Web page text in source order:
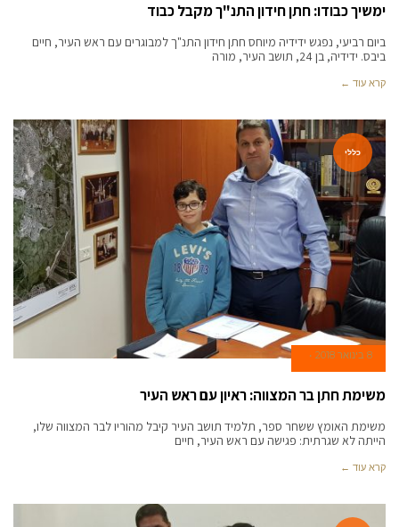
ימשיך כבודו: חתן חידון התנ"ך מקבל כבוד
ביום רביעי, נפגש ידידיה מיוחס חתן חידון התנ"ך למבוגרים עם ראש העיר, חיים
ביבס. ידידיה, בן 24, תושב העיר, מורה
קרא עוד ←
כללי
8 בינואר 2018
משימת חתן בר המצווה: ראיון עם ראש העיר
משימת האומץ ששחר ספר, תלמיד תושב העיר קיבל מהוריו לבר המצווה שלו,
הייתה לא שגרתית: פגישה עם ראש העיר, חיים
קרא עוד ←